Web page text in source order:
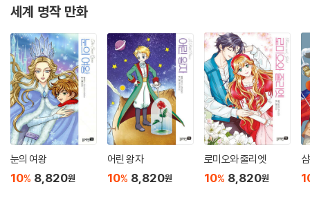
세계 명작 만화
눈의 여왕
10% 8,820원
어린 왕자
10% 8,820원
로미오와 줄리엣
10% 8,820원